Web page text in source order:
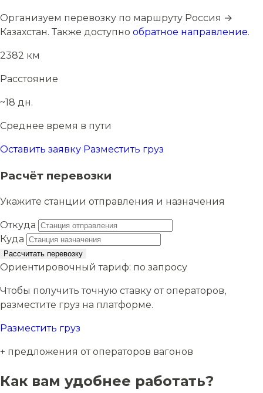
Организуем перевозку по маршруту Россия →
Казахстан. Также доступно обратное направление.
2382 км
Расстояние
~18 дн.
Среднее время в пути
Оставить заявку Разместить груз
Расчёт перевозки
Укажите станции отправления и назначения
Откуда
Куда
Рассчитать перевозку
Ориентировочный тариф: по запросу
Чтобы получить точную ставку от операторов,
разместите груз на платформе.
Разместить груз
+ предложения от операторов вагонов
Как вам удобнее работать?